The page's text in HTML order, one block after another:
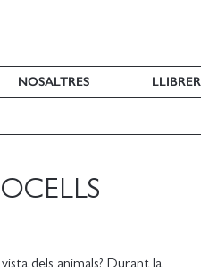
NOSALTRES
dels animals? Durant la